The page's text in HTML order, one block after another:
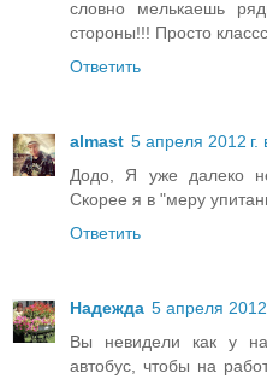
словно мелькаешь
стороны!!! Просто
Ответить
almast 5 апреля 2012 г.
Додо, Я уже далеко
Скорее я в "меру
Ответить
Надежда 5 апреля 2012
Вы невидели как у
автобус, чтобы на